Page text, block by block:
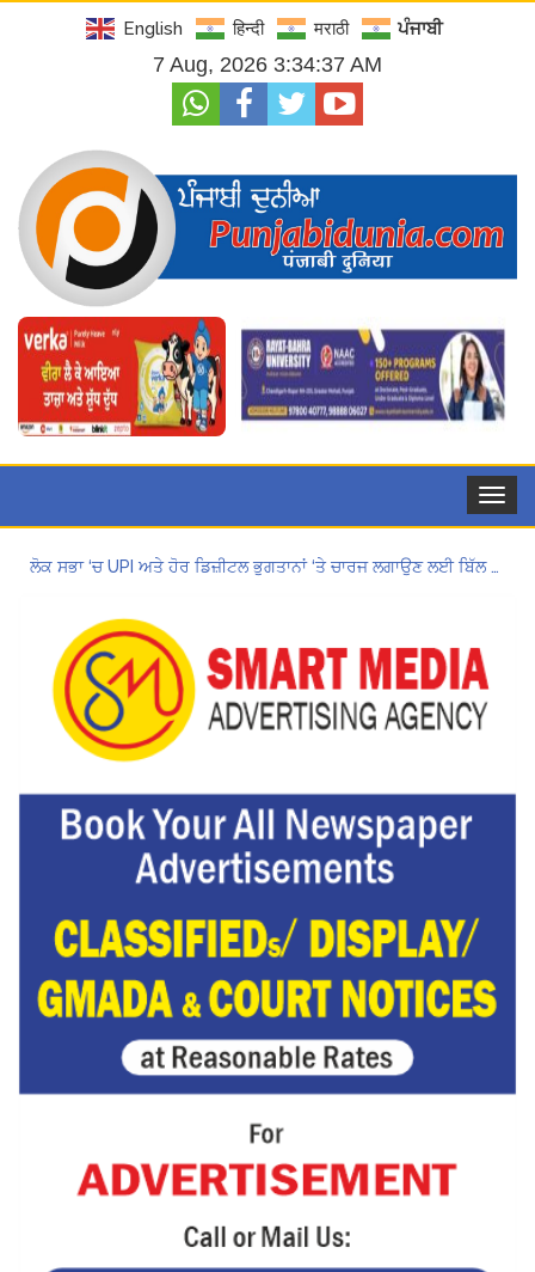
English हिन्दी मराठी ਪੰਜਾਬੀ
7 Aug, 2026 3:34:38 AM
Toggle
ਲੋਕ ਸਭਾ ‘ਚ UPI ਅਤੇ ਹੋਰ ਡਿਜ਼ੀਟਲ ਭੁਗਤਾਨਾਂ ‘ਤੇ ਚਾਰਜ ਲਗਾਉਣ ਲਈ ਬਿੱਲ ਪਾਸ
Hukamnama Sri Darbar Sahib, Amritsar – Punjabi Dunia
Hukamnama Sri Darbar Sahib, Amritsar – Punjabi Dunia